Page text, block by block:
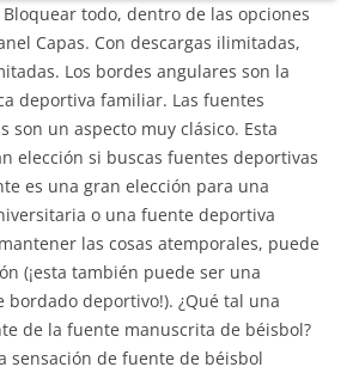
todo, dentro de las opciones
Capas. Con descargas ilimitadas,
Los bordes angulares son la
deportiva familiar. Las fuentes
son un aspecto muy clásico. Esta
elección si buscas fuentes deportivas
es una gran elección para una
o una fuente deportiva
las cosas atemporales, puede
(¡esta también puede ser una
bordado deportivo!). ¿Qué tal una
de la fuente manuscrita de béisbol?
sensación de fuente de béisbol